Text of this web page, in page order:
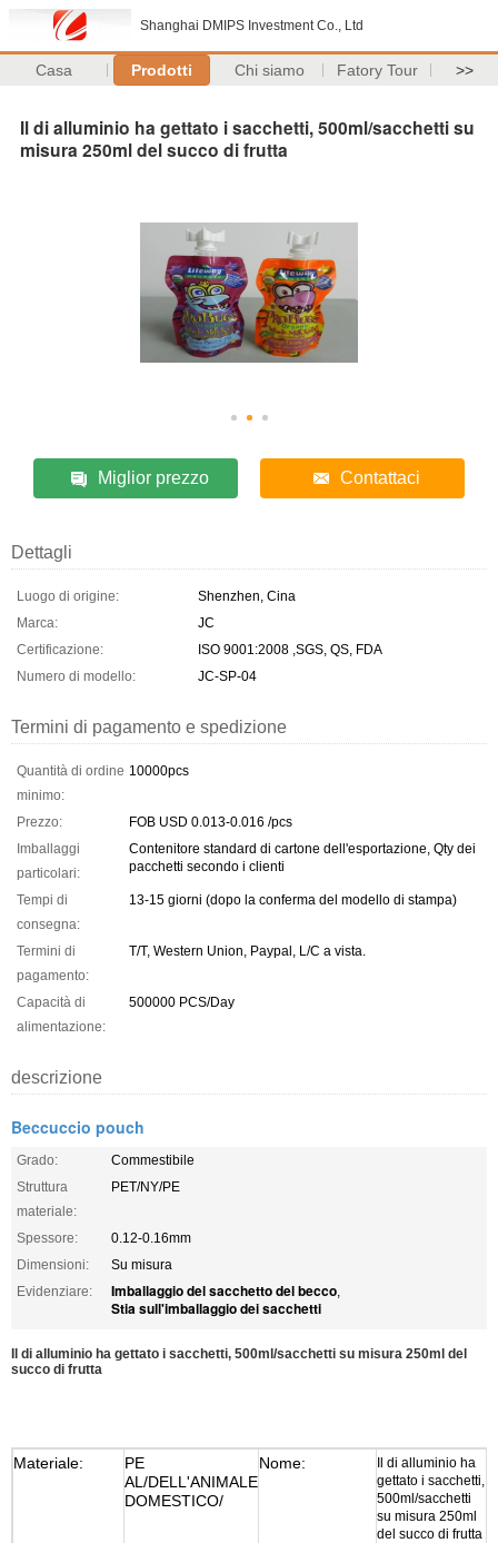
Shanghai DMIPS Investment Co., Ltd
Casa Prodotti Chi siamo Fatory Tour >>
Il di alluminio ha gettato i sacchetti, 500ml/sacchetti su
misura 250ml del succo di frutta
Miglior prezzo Contattaci
Dettagli
Luogo di origine:
Shenzhen, Cina
Marca:
JC
Certificazione:
ISO 9001:2008 ,SGS, QS, FDA
Numero di modello:
JC-SP-04
Termini di pagamento e spedizione
Quantità di ordine
minimo:
10000pcs
Prezzo:
FOB USD 0.013-0.016 /pcs
Imballaggi
particolari:
Contenitore standard di cartone dell'esportazione, Qty dei
pacchetti secondo i clienti
Tempi di
consegna:
13-15 giorni (dopo la conferma del modello di stampa)
Termini di
pagamento:
T/T, Western Union, Paypal, L/C a vista.
Capacità di
alimentazione:
500000 PCS/Day
descrizione
Beccuccio pouch
Grado:
Commestibile
Struttura
materiale:
PET/NY/PE
Spessore:
0.12-0.16mm
Dimensioni:
Su misura
Evidenziare:
Imballaggio del sacchetto del becco,
Stia sull'imballaggio dei sacchetti
Il di alluminio ha gettato i sacchetti, 500ml/sacchetti su misura 250ml del
succo di frutta
Materiale:
PE
AL/DELL'ANIMALE
DOMESTICO/
Nome:
Il di alluminio ha
gettato i sacchetti,
500ml/sacchetti
su misura 250ml
del succo di frutta